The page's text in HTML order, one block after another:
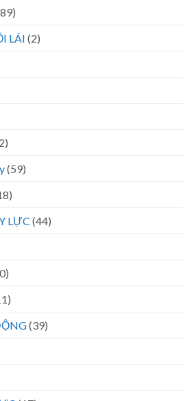
LÁI (2)
(59)
LỰC (44)
(39)